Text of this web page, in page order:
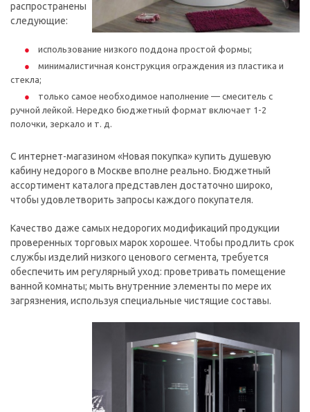
распространены
следующие:
использование низкого поддона простой формы;
минималистичная конструкция ограждения из пластика и
стекла;
только самое необходимое наполнение — смеситель с
ручной лейкой. Нередко бюджетный формат включает 1-2
полочки, зеркало и т. д.
С интернет-магазином «Новая покупка» купить душевую
кабину недорого в Москве вполне реально. Бюджетный
ассортимент каталога представлен достаточно широко,
чтобы удовлетворить запросы каждого покупателя.
Качество даже самых недорогих модификаций продукции
проверенных торговых марок хорошее. Чтобы продлить срок
службы изделий низкого ценового сегмента, требуется
обеспечить им регулярный уход: проветривать помещение
ванной комнаты; мыть внутренние элементы по мере их
загрязнения, используя специальные чистящие составы.